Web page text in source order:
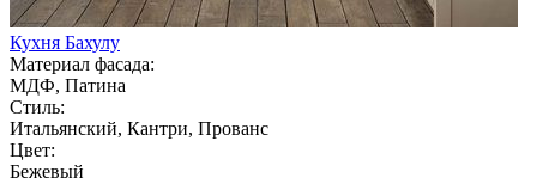
Кухня Бахулу
Материал фасада:
МДФ, Патина
Стиль:
Итальянский, Кантри, Прованс
Цвет:
Бежевый